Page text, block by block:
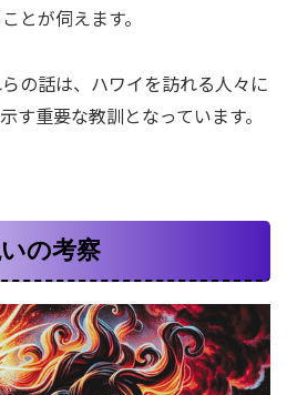
とが伺えます。
の話は、ハワイを訪れる人々に
す重要な教訓となっています。
の考察